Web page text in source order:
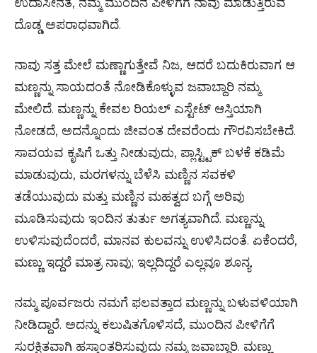
ದೊಡ್ಡ ಅಪರಾಧವಾಗಿದೆ.
ನಾವು ಸತ್ತ ಮೇಲೆ ಮಣ್ಣಾಗುತ್ತೇವೆ ನಿಜ, ಆದರೆ ಬದುಕಿರುವಾಗ ಆ
ಮಣ್ಣನ್ನು ಸಾಯದಂತೆ ನೋಡಿಕೊಳ್ಳುವ ಜವಾಬ್ದಾರಿ ನಮ್ಮ
ಮೇಲಿದೆ. ಮಣ್ಣನ್ನು ಕೇವಲ ರಿಯಲ್ ಎಸ್ಟೇಟ್ ಆಸ್ತಿಯಾಗಿ
ನೋಡದೆ, ಅದನ್ನೊಂದು ಜೀವಂತ ದೇವರೆಂದು ಗೌರವಿಸಬೇಕಿದೆ.
ಸಾವಯವ ಕೃಷಿಗೆ ಒತ್ತು ನೀಡುವುದು, ಪ್ಲಾಸ್ಟ್ಟಿಕ್ ಬಳಕೆ ಕಡಿಮೆ
ಮಾಡುವುದು, ಮರಗಳನ್ನು ಬೆಳೆಸಿ ಮಣ್ಣಿನ ಸವಕಳಿ
ತಡೆಯುವುದು ಮತ್ತು ಮಣ್ಣಿನ ಮಹತ್ವದ ಬಗ್ಗೆ ಅರಿವು
ಮೂಡಿಸುವುದು ಇಂದಿನ ತುರ್ತು ಅಗತ್ಯವಾಗಿದೆ. ಮಣ್ಣನ್ನು
ಉಳಿಸುವುದೆಂದರೆ, ಮಾನವ ಕುಲವನ್ನು ಉಳಿಸಿದಂತೆ. ಏಕೆಂದರೆ,
ಮಣ್ಣು ಇದ್ದರೆ ಮಾತ್ರ ನಾವು; ಇಲ್ಲದಿದ್ದರೆ ಎಲ್ಲವೂ ಶೂನ್ಯ.
ನಮ್ಮ ಪೂರ್ವಜರು ನಮಗೆ ಫಲವತ್ತಾದ ಮಣ್ಣನ್ನು ಬಳುವಳಿಯಾಗಿ
ನೀಡಿದ್ದಾರೆ. ಅದನ್ನು ಕಲುಷಿತಗೊಳಿಸದೆ, ಮುಂದಿನ ಪೀಳಿಗೆಗೆ
ಸುರಕ್ಷಿತವಾಗಿ ಹಸ್ತಾಂತರಿಸುವುದು ನಮ್ಮ ಜವಾಬ್ದಾರಿ. ಮಣ್ಣು